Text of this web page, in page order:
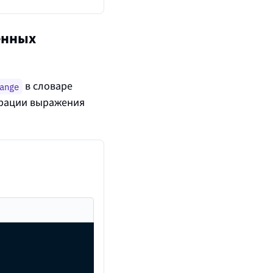
в словаре
выражения